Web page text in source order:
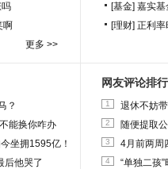
吗
啊
更多 >>
[基金] 嘉实基
[理财] 正利率
？
能换你咋办
坐拥1595亿！
后他哭了
网友评论排行
1 退休不妨
2 随便提取
3 4月前两周
4 “单独二孩